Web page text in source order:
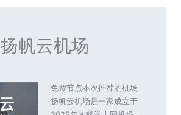
扬帆云机场
免费节点本次推荐的机场
扬帆云机场是一家成立于